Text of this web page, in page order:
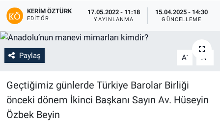
KERIM ÖZTÜRK
EDITÖR
17.05.2022 - 11:18
YAYINLANMA
15.04.2025 - 14:30
GÜNCELLEME
Paylaş A- A
Geçtiğimiz günlerde Türkiye Barolar Birliği
önceki dönem İkinci Başkanı Sayın Av. Hüseyin
Özbek Beyin
Tüm Manşetler
Haber Arşivi